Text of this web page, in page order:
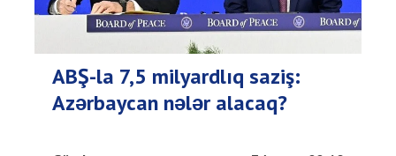
ABŞ-la 7,5 milyardlıq saziş:
Azərbaycan nələr alacaq?